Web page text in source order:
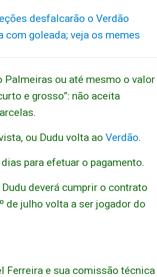
desfalcarão o Verdão
goleada; veja os memes
Palmeiras ou até mesmo o valor
e grosso”: não aceita
ou Dudu volta ao Verdão.
para efetuar o pagamento.
deverá cumprir o contrato
de julho volta a ser jogador do
Ferreira e sua comissão técnica